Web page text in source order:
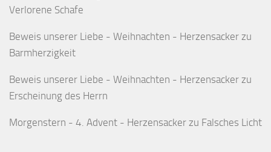
Verlorene Schafe
Beweis unserer Liebe - Weihnachten - Herzensacker zu
Barmherzigkeit
Beweis unserer Liebe - Weihnachten - Herzensacker zu
Erscheinung des Herrn
Morgenstern - 4. Advent - Herzensacker zu Falsches Licht